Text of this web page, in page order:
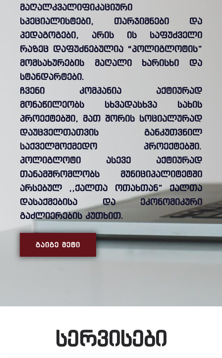
მაღალკვალიფიკაციური
სპეციალისტები, თარჯიმნები და
პედაგოგები, არის ის საფუძველი
რაზეც დაფუძნებულია “პოლიგლოტის”
მომსახურების მაღალი ხარისხი და
სტანდარტები.
ჩვენი კომპანია აქტიურად
მონაწილეობს სხვადასხვა სახის
პროექტებში, მათ შორის სოციალურად
დაუცველთათვის განკუთვნილ
საქველმოქმედო პროექტებში.
პოლიგლოტი ასევე აქტიურად
თანამშრომლობს მუნიციპალიტეტში
არსებულ ,,ქალთა ოთახთან” ქალთა
დასაქმებისა და ეკონომიკური
გაძლიერების კუთხით.
ᲒᲐᲘᲒᲔ ᲛᲔᲢᲘ
სერვისები